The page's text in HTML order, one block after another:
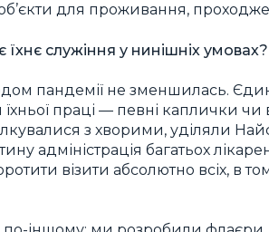
для проживання,
служіння у нинішніх умовах?
пандемії не зменшилась.
праці — певні каплички чи
з хворими, уділяли
адміністрація багатьох
візити абсолютно всіх, в